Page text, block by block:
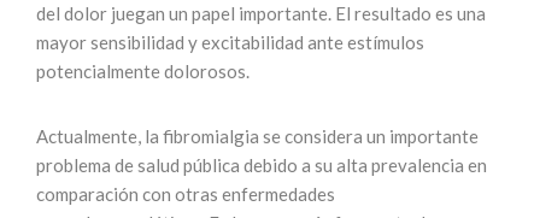
del dolor juegan un papel importante. El resultado es una
mayor sensibilidad y excitabilidad ante estímulos
potencialmente dolorosos.
Actualmente, la fibromialgia se considera un importante
problema de salud pública debido a su alta prevalencia en
comparación con otras enfermedades